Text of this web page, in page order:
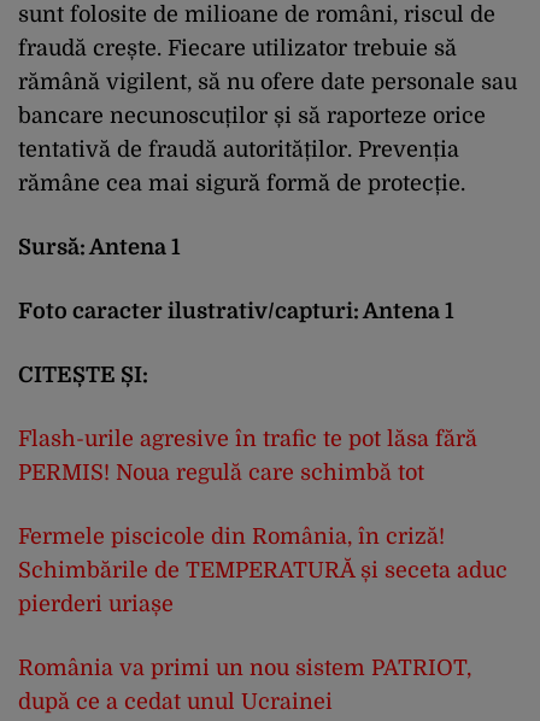
sunt folosite de milioane de români, riscul de
fraudă crește. Fiecare utilizator trebuie să
rămână vigilent, să nu ofere date personale sau
bancare necunoscuților și să raporteze orice
tentativă de fraudă autorităților. Prevenția
rămâne cea mai sigură formă de protecție.
Sursă: Antena 1
Foto caracter ilustrativ/capturi: Antena 1
CITEȘTE ȘI:
Flash-urile agresive în trafic te pot lăsa fără
PERMIS! Noua regulă care schimbă tot
Fermele piscicole din România, în criză!
Schimbările de TEMPERATURĂ și seceta aduc
pierderi uriașe
România va primi un nou sistem PATRIOT,
după ce a cedat unul Ucrainei